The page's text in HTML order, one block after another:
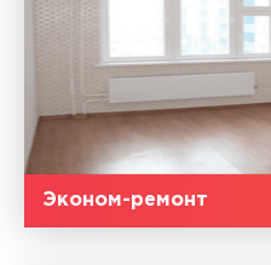
Эконом-ремонт